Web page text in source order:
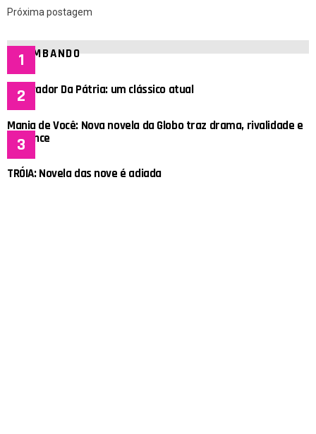
Próxima postagem
BOMBANDO
O Salvador Da Pátria: um clássico atual
Mania de Você: Nova novela da Globo traz drama, rivalidade e
romance
TRÓIA: Novela das nove é adiada